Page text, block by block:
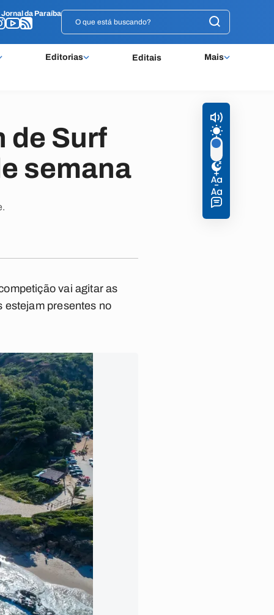
Jornal da Paraíba
Editorias Editais Mais
Jornal da Paraíba
de Surf
semana
vai agitar as
estejam presentes no